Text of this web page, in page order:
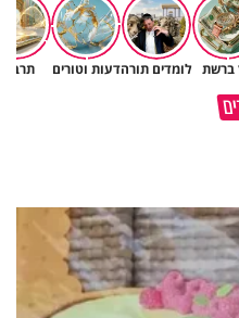
ברשת לומדים תורהדעות וטורים
פותחים פתח קטן - ומקבלים